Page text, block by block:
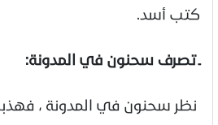
كتب أسد.
ـ تصرف سحنون في المدونة:
نظر سحنون في المدونة ،